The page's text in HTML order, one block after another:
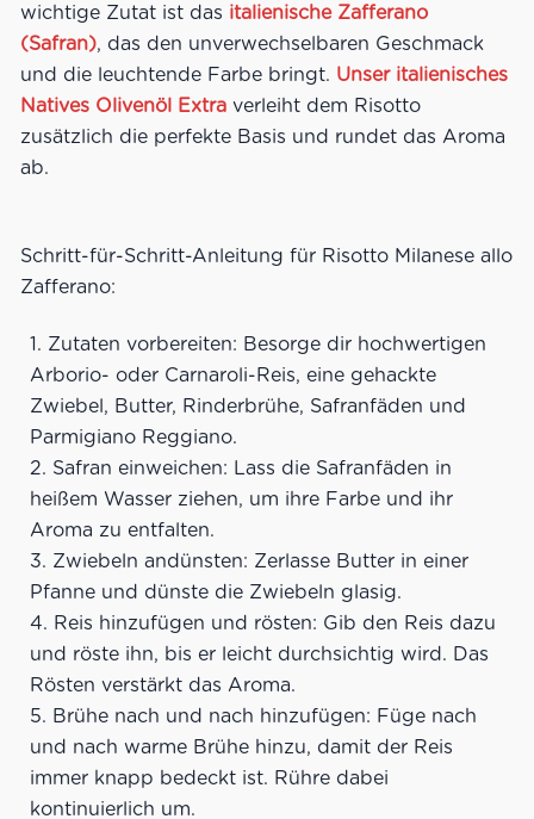
wichtige Zutat ist das italienische Zafferano
(Safran), das den unverwechselbaren Geschmack
und die leuchtende Farbe bringt. Unser italienisches
Natives Olivenöl Extraverleiht dem Risotto
zusätzlich die perfekte Basis und rundet das Aroma
ab.
Schritt-für-Schritt-Anleitung für Risotto Milanese allo
Zafferano:
Zutaten vorbereiten: Besorge dir hochwertigen
Arborio- oder Carnaroli-Reis, eine gehackte
Zwiebel, Butter, Rinderbrühe, Safranfäden und
Parmigiano Reggiano.
Safran einweichen: Lass die Safranfäden in
heißem Wasser ziehen, um ihre Farbe und ihr
Aroma zu entfalten.
Zwiebeln andünsten: Zerlasse Butter in einer
Pfanne und dünste die Zwiebeln glasig.
Reis hinzufügen und rösten: Gib den Reis dazu
und röste ihn, bis er leicht durchsichtig wird. Das
Rösten verstärkt das Aroma.
Brühe nach und nach hinzufügen: Füge nach
und nach warme Brühe hinzu, damit der Reis
immer knapp bedeckt ist. Rühre dabei
kontinuierlich um.